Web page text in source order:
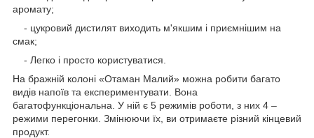
аромату;
- цукровий дистилят виходить м'якшим і приємнішим на
смак;
- Легко і просто користуватися.
На бражній колоні «Отаман Малий» можна робити багато
видів напоїв та експериментувати. Вона
багатофункціональна. У ній є 5 режимів роботи, з них 4 –
режими перегонки. Змінюючи їх, ви отримаєте різний кінцевий
продукт.